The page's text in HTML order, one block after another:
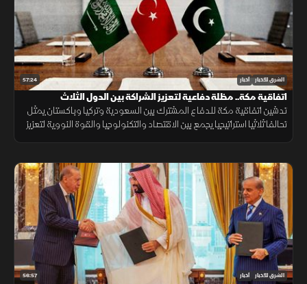
57:24 الشرق للأخبار أخبار
اتفاقية مكة.. مظلة دفاعية لتعزيز الشراكة بين الدول الثلاث
تدشين اتفاقية مكة للدفاع المشترك بين السعودية وتركيا وباكستان يمثل
تحالفا ثلاثيا استراتيجيا يجمع بين الاقتصاد والتكنولوجيا والقوة النووية لتعزيز
56:57 الشرق للأخبار أخبار